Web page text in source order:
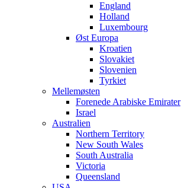
England
Holland
Luxembourg
Øst Europa
Kroatien
Slovakiet
Slovenien
Tyrkiet
Mellemøsten
Forenede Arabiske Emirater
Israel
Australien
Northern Territory
New South Wales
South Australia
Victoria
Queensland